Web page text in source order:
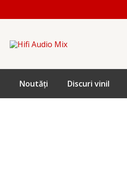
to
Noutăți Discuri vinil